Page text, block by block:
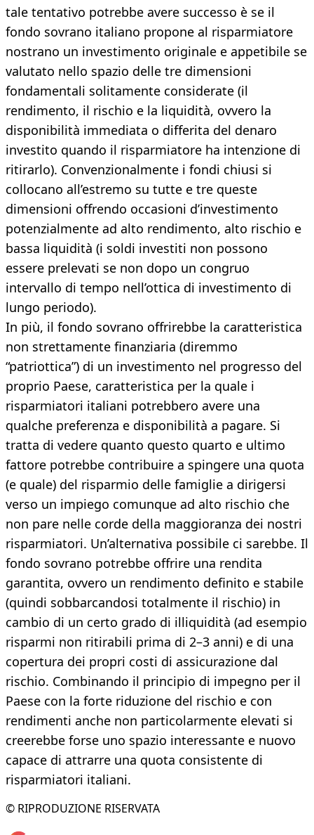
tale tentativo potrebbe avere successo è se il
fondo sovrano italiano propone al risparmiatore
nostrano un investimento originale e appetibile se
valutato nello spazio delle tre dimensioni
fondamentali solitamente considerate (il
rendimento, il rischio e la liquidità, ovvero la
disponibilità immediata o differita del denaro
investito quando il risparmiatore ha intenzione di
ritirarlo). Convenzionalmente i fondi chiusi si
collocano all’estremo su tutte e tre queste
dimensioni offrendo occasioni d’investimento
potenzialmente ad alto rendimento, alto rischio e
bassa liquidità (i soldi investiti non possono
essere prelevati se non dopo un congruo
intervallo di tempo nell’ottica di investimento di
lungo periodo).
In più, il fondo sovrano offrirebbe la caratteristica
non strettamente finanziaria (diremmo
“patriottica”) di un investimento nel progresso del
proprio Paese, caratteristica per la quale i
risparmiatori italiani potrebbero avere una
qualche preferenza e disponibilità a pagare. Si
tratta di vedere quanto questo quarto e ultimo
fattore potrebbe contribuire a spingere una quota
(e quale) del risparmio delle famiglie a dirigersi
verso un impiego comunque ad alto rischio che
non pare nelle corde della maggioranza dei nostri
risparmiatori. Un’alternativa possibile ci sarebbe. Il
fondo sovrano potrebbe offrire una rendita
garantita, ovvero un rendimento definito e stabile
(quindi sobbarcandosi totalmente il rischio) in
cambio di un certo grado di illiquidità (ad esempio
risparmi non ritirabili prima di 2–3 anni) e di una
copertura dei propri costi di assicurazione dal
rischio. Combinando il principio di impegno per il
Paese con la forte riduzione del rischio e con
rendimenti anche non particolarmente elevati si
creerebbe forse uno spazio interessante e nuovo
capace di attrarre una quota consistente di
risparmiatori italiani.
© RIPRODUZIONE RISERVATA